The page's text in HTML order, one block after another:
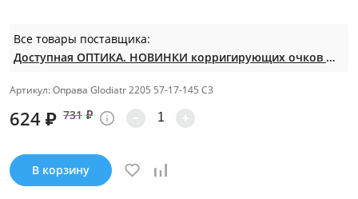
Все товары поставщика:
Доступная ОПТИКА. НОВИНКИ корригирующих очков по СУПЕР ценам. Таких нет на МП.
Артикул: Оправа Glodiatr 2205 57-17-145 C3
624 ₽ 731 ₽
В корзину